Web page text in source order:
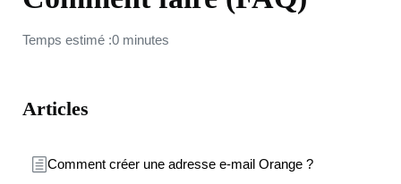
Temps estimé :0 minutes
Articles
Comment créer une adresse e-mail Orange ?